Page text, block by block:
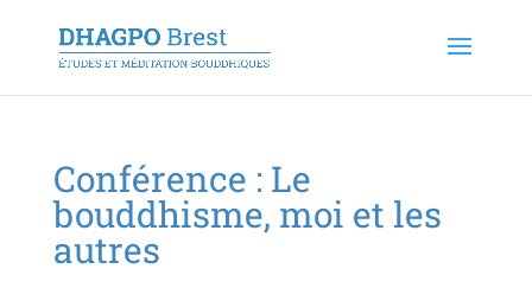
Conférence : Le
bouddhisme, moi et les
autres